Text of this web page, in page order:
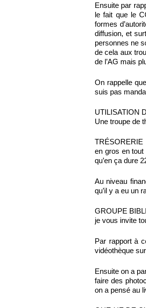
Ensuite par
le fait que le
formes
diffusion, et
personnes ne
de cela aux
de l’AG mais
On rappelle
suis pas
UTILISATION
Une troupe de
TRÉSORERIE
en gros en tout
qu’en ça dure
Au niveau
qu’il y a eu un
GROUPE
je vous invite
Par rapport à
vidéothèque
Ensuite on a
faire des
on a pensé au